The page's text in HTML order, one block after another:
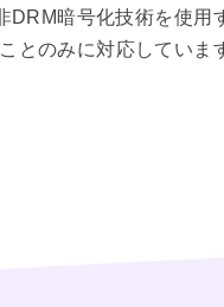
DRM暗号化技術を使用
とのみに対応していま